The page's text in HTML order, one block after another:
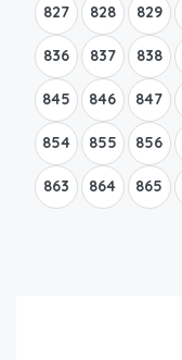
827 828 829
836 837 838
845 846 847
854 855 856
863 864 865